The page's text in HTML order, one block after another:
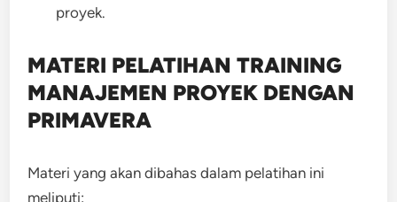
proyek.
MATERI PELATIHAN TRAINING
MANAJEMEN PROYEK DENGAN
PRIMAVERA
Materi yang akan dibahas dalam pelatihan ini
meliputi: